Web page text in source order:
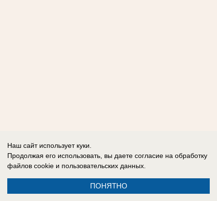
Наш сайт использует куки.
Продолжая его использовать, вы даете согласие на обработку
файлов cookie и пользовательских данных.
ПОНЯТНО